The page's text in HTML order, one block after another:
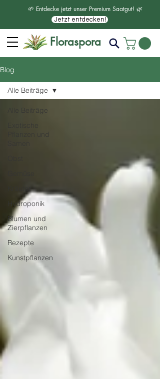
🌱 Entdecke jetzt unser Premium Saatgut! 🌿
Jetzt entdecken!
Floraspora
Blog
Alle Beiträge
Pflanzen und
Kräuter
Hydroponik
Blumen und
Zierpflanzen
Rezepte
Kunstpflanzen
Alle Beiträge